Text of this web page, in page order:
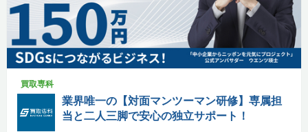
買取専科
業界唯一の【対面マンツーマン研修】専属担
当と二人三脚で安心の独立サポート！